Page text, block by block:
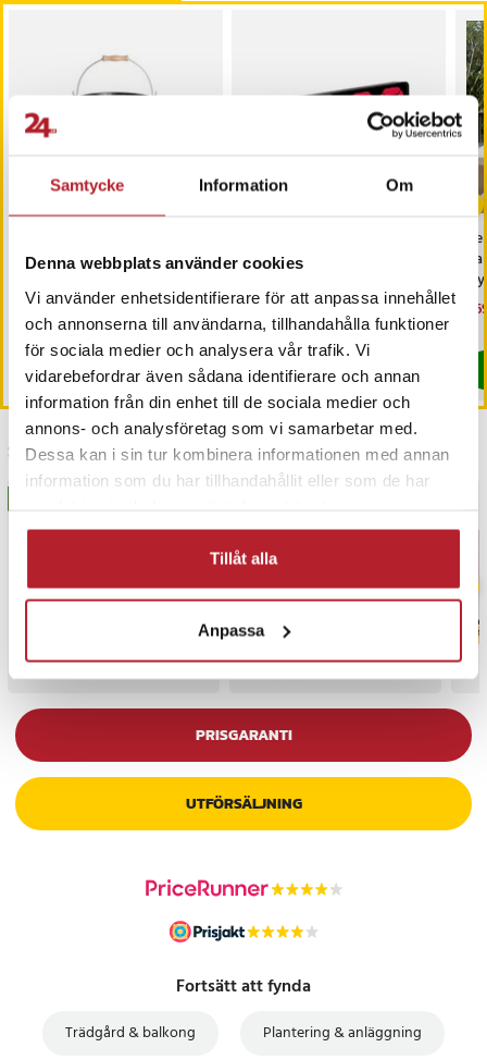
Samtycke Information Om
Denna webbplats använder cookies
Vi använder enhetsidentifierare för att anpassa innehållet
och annonserna till användarna, tillhandahålla funktioner
för sociala medier och analysera vår trafik. Vi
vidarebefordrar även sådana identifierare och annan
information från din enhet till de sociala medier och
annons- och analysföretag som vi samarbetar med.
Dessa kan i sin tur kombinera informationen med annan
information som du har tillhandahållit eller som de har
Tillåt alla
Anpassa
Bucket
Pris :249 kr
249 kr
Just nu har vi bara 3 kvar av denna produkt
Köp
röda siffror - Svart
Pris:129 kr
129 kr
I lager, levereras inom 1-2 vardagar
Senast besökta
PRISGARANTI
UTFÖRSÄLJNING
Fortsätt att fynda
Trädgård & balkong Plantering & anläggning